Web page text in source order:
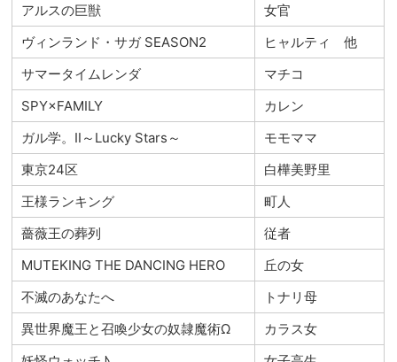
アルスの巨獣
女官
ヴィンランド・サガ SEASON2
ヒャルティ 他
サマータイムレンダ
マチコ
SPY×FAMILY
カレン
ガル学。Ⅱ～Lucky Stars～
モモママ
東京24区
白樺美野里
王様ランキング
町人
薔薇王の葬列
従者
MUTEKING THE DANCING HERO
丘の女
不滅のあなたへ
トナリ母
異世界魔王と召喚少女の奴隷魔術Ω
カラス女